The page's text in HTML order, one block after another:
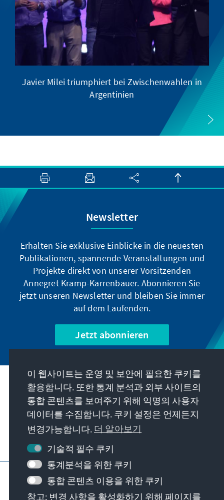
Javier Milei triumphiert bei Zwischenwahlen in
Argentinien
Newsletter
Erhalten Sie exklusive Einblicke in die neuesten
Publikationen, spannende Veranstaltungen und
Projekte direkt von unserer Vorsitzenden
Annegret Kramp-Karrenbauer. Abonnieren Sie
jetzt unseren Newsletter und bleiben Sie immer
auf dem Laufenden.
Jetzt abonnieren
우리의 과제
연락처
재단에서 제공하는 제안 더 보기
요목 개인 정보 보호
Erklärung zur Barrierefreiheit
Barriere melden
사이트 맵
이 웹사이트는 운영 및 보안에 필요한 쿠키를
활용합니다. 또한 통계 분석과 외부 사이트의
통합 콘텐츠를 보여주기 위해 익명의 사용자
데이터를 수집합니다. 쿠키 설정은 언제든지
변경가능합니다. 더 알아보기
기술적 필수 쿠키
통계분석을 위한 쿠키
통합 콘텐츠 이용을 위한 쿠키
참고: 변경 사항을 활성화하기 위해 페이지를